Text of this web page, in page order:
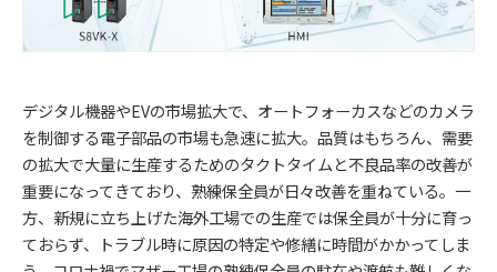
デジタル機器やEVの市場拡大で、オートフォーカスなどのカメラ
を制御する電子部品の市場も急速に拡大。品質はもちろん、需要
の拡大で大量に生産するためのタクトタイムと不良品率の改善が
重要になってきており、熟練保全員が日々改善を重ねている。一
方、新規に立ち上げた海外工場での生産では保全員が十分に育っ
ておらず、トラブル時に原因の特定や修繕に時間がかかってしま